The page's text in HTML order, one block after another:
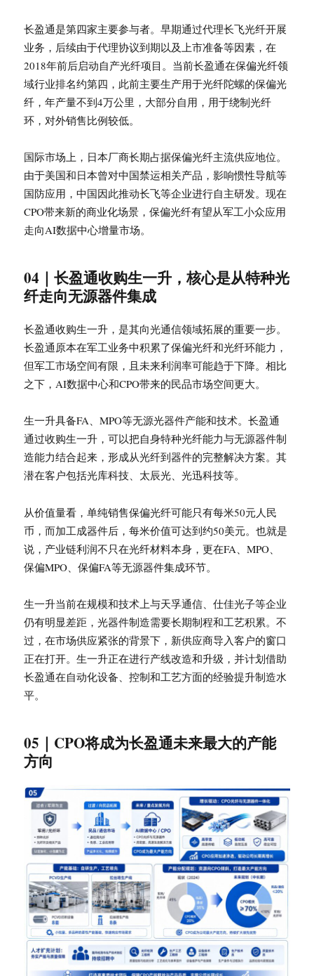
长盈通是第四家主要参与者。早期通过代理长飞光纤开展
业务，后续由于代理协议到期以及上市准备等因素，在
2018年前后启动自产光纤项目。当前长盈通在保偏光纤领
域行业排名约第四，此前主要生产用于光纤陀螺的保偏光
纤，年产量不到4万公里，大部分自用，用于绕制光纤
环，对外销售比例较低。
国际市场上，日本厂商长期占据保偏光纤主流供应地位。
由于美国和日本曾对中国禁运相关产品，影响惯性导航等
国防应用，中国因此推动长飞等企业进行自主研发。现在
CPO带来新的商业化场景，保偏光纤有望从军工小众应用
走向AI数据中心增量市场。
04｜长盈通收购生一升，核心是从特种光
纤走向无源器件集成
长盈通收购生一升，是其向光通信领域拓展的重要一步。
长盈通原本在军工业务中积累了保偏光纤和光纤环能力，
但军工市场空间有限，且未来利润率可能趋于下降。相比
之下，AI数据中心和CPO带来的民品市场空间更大。
生一升具备FA、MPO等无源光器件产能和技术。长盈通
通过收购生一升，可以把自身特种光纤能力与无源器件制
造能力结合起来，形成从光纤到器件的完整解决方案。其
潜在客户包括光库科技、太辰光、光迅科技等。
从价值量看，单纯销售保偏光纤可能只有每米50元人民
币，而加工成器件后，每米价值可达到约50美元。也就是
说，产业链利润不只在光纤材料本身，更在FA、MPO、
保偏MPO、保偏FA等无源器件集成环节。
生一升当前在规模和技术上与天孚通信、仕佳光子等企业
仍有明显差距，光器件制造需要长期制程和工艺积累。不
过，在市场供应紧张的背景下，新供应商导入客户的窗口
正在打开。生一升正在进行产线改造和升级，并计划借助
长盈通在自动化设备、控制和工艺方面的经验提升制造水
平。
05｜CPO将成为长盈通未来最大的产能
方向